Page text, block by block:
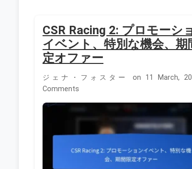
CSR Racing 2: プロモーシ
イベント、特別な機会、期
定オファー
ジェナ・フォスター on 11 March,
Comments